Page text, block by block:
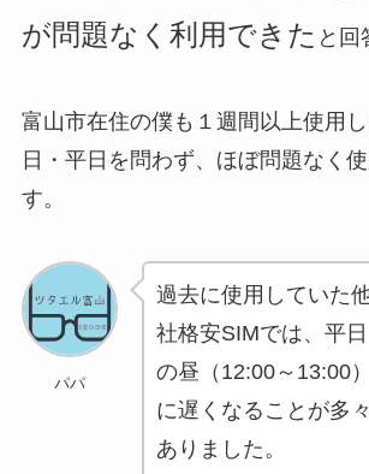
が問題なく利用できた と回
富山市在住の僕も１週間以上使用
日・平日を問わず、ほぼ問題なく
す。
パパ
過去に使用していた
社格安SIMでは、平日
の昼（12:00～13:00）
に遅くなることが多々
ありました。